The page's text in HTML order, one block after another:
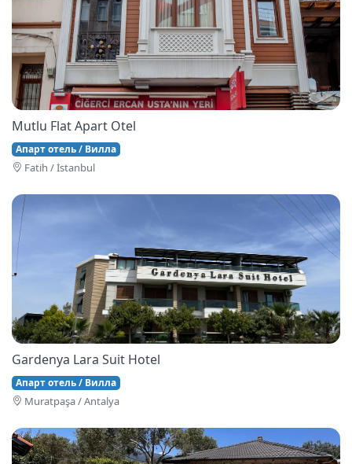
Mutlu Flat Apart Otel
Апарт отель / Вилла
Fati̇h / İstanbul
Gardenya Lara Suit Hotel
Апарт отель / Вилла
Muratpaşa / Antalya